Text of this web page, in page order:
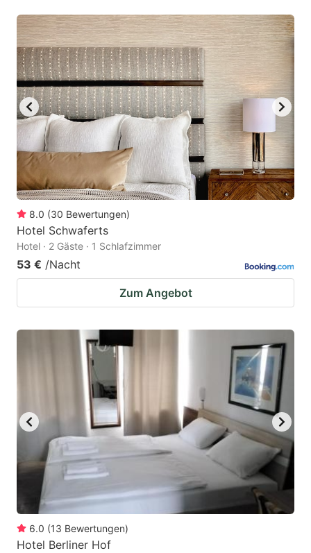
8.0 (30 Bewertungen)
Hotel Schwaferts
Hotel · 2 Gäste · 1 Schlafzimmer
53 € /Nacht
Zum Angebot
6.0 (13 Bewertungen)
Hotel Berliner Hof